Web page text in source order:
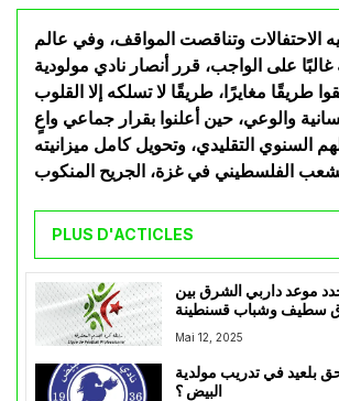
وتناقصت المواقف، وفي عالم
غالبًا على الواجب، قرر أنصار نادي مولودية
طريقًا مغايرًا، طريقًا لا تسلكه إلا القلوب
والوعي، حين أعلنوا بقرار جماعي واعٍ
السنوي التقليدي، وتحويل كامل ميزانيته
PLUS D'ACTICLES
موعد داربي الشرق بين
سطيف وشباب قسنطينة
Mai 12, 2025
بلعيد في تدريب مولدية
البيض ؟